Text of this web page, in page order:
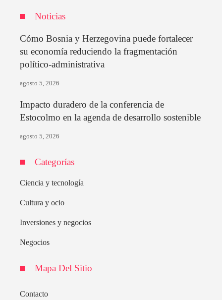
Noticias
Cómo Bosnia y Herzegovina puede fortalecer
su economía reduciendo la fragmentación
político-administrativa
agosto 5, 2026
Impacto duradero de la conferencia de
Estocolmo en la agenda de desarrollo sostenible
agosto 5, 2026
Categorías
Ciencia y tecnología
Cultura y ocio
Inversiones y negocios
Negocios
Mapa Del Sitio
Contacto